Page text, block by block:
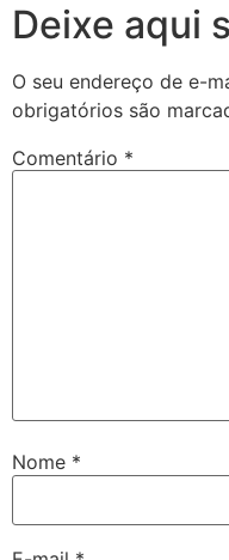
Deixe aqui
O seu endereço de e-
obrigatórios são
Comentário *
Nome *